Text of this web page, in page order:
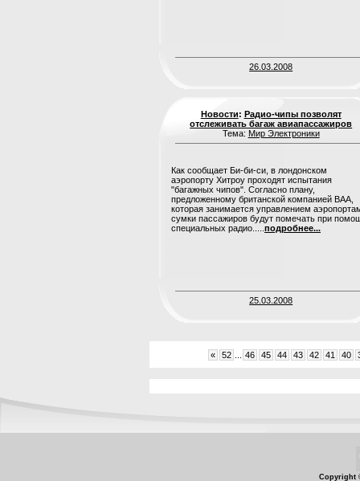
26.03.2008
Новости: Радио-чипы позволят
отслеживать багаж авиапассажиров
Тема: Мир Электроники
Как сообщает Би-би-си, в лондонском
аэропорту Хитроу проходят испытания
"багажных чипов". Согласно плану,
предложенному британской компанией BAA,
которая занимается управлением
сумки пассажиров будут помечать при
специальных радио..... подробнее...
25.03.2008
« 52 46 45 44 43 42 41 40
Copyright